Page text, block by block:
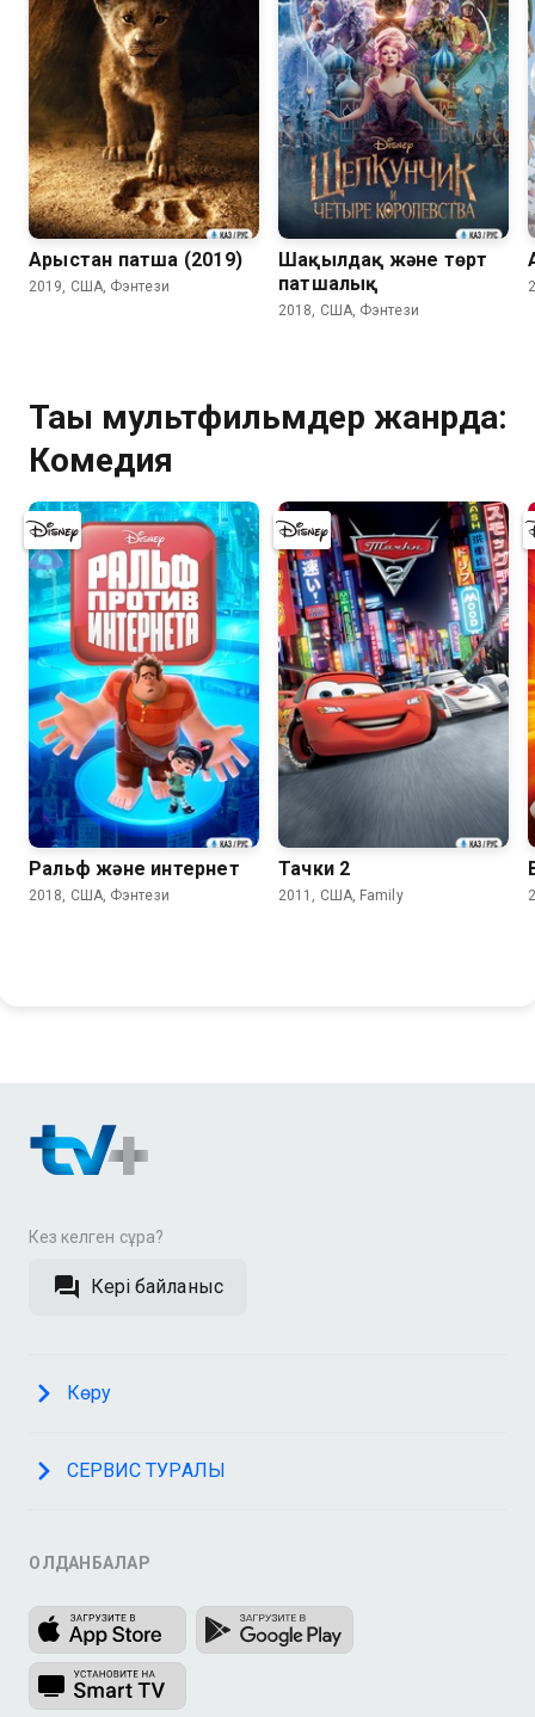
7.2
Арыстан патша (2019)
2019, США, Фэнтези
6.2
Шақылдақ және төрт
патшалық
2018, США, Фэнтези
Тағы мультфильмдер жанрда:
Комедия
7.4
Ральф және интернет
2018, США, Фэнтези
Тачки 2
2011, США, Family
Кез келген сұрақ?
Кері байланыс
Көру
СЕРВИС ТУРАЛЫ
ҚОЛДАНБАЛАР